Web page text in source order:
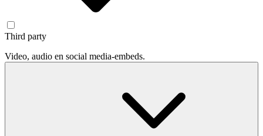
Third party
Video, audio en social media-embeds.